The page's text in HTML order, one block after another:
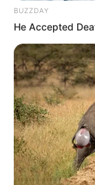
BUZZDAY
He Accepted